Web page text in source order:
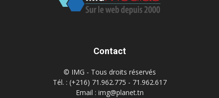
Contact
© IMG - Tous droits réservés
Tél. : (+216) 71.962.775 - 71.962.617
Email : img@planet.tn